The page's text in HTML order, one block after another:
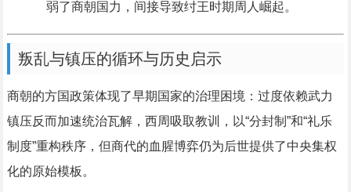
弱了商朝国力，间接导致纣王时期周人崛起。
叛乱与镇压的循环与历史启示
商朝的方国政策体现了早期国家的治理困境：过度依赖武力
镇压反而加速统治瓦解，西周吸取教训，以“分封制”和“礼乐
制度”重构秩序，但商代的血腥博弈仍为后世提供了中央集权
化的原始模板。